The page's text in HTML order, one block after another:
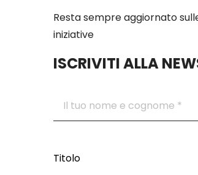
Resta sempre aggiornato
iniziative
ISCRIVITI ALLA
Titolo